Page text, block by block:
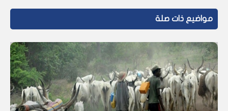
مواضيع ذات صلة